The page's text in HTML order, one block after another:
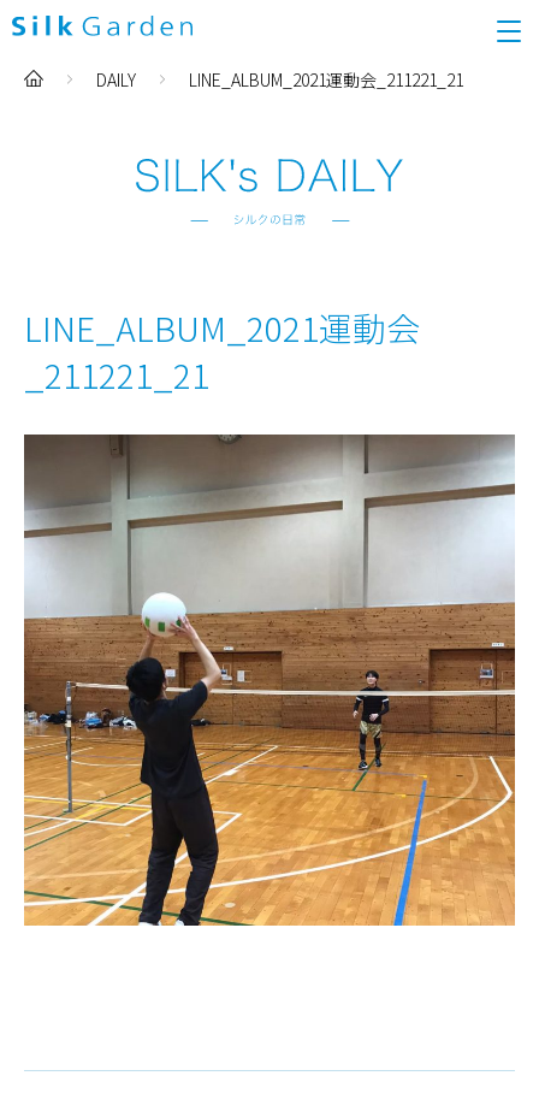
DAILY LINE_ALBUM_2021運動会_211221_21
LINE_ALBUM_2021運動会
_211221_21